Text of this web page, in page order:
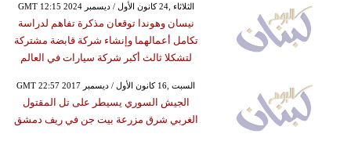
GMT 12:15 2024 الثلاثاء ,24 كانون الأول / ديسمبر
نيسان وهوندا توقعان مذكرة تفاهم لدراسة
تكامل أعمالهما وإنشاء شركة قابضة مشتركة
لتشكلا ثالث أكبر شركة سيارات في العالم
GMT 22:57 2017 السبت ,16 كانون الأول / ديسمبر
الجيش السوري يسيطر على تل المقتول
الغربي شرق مزرعة بيت جن في ريف دمشق